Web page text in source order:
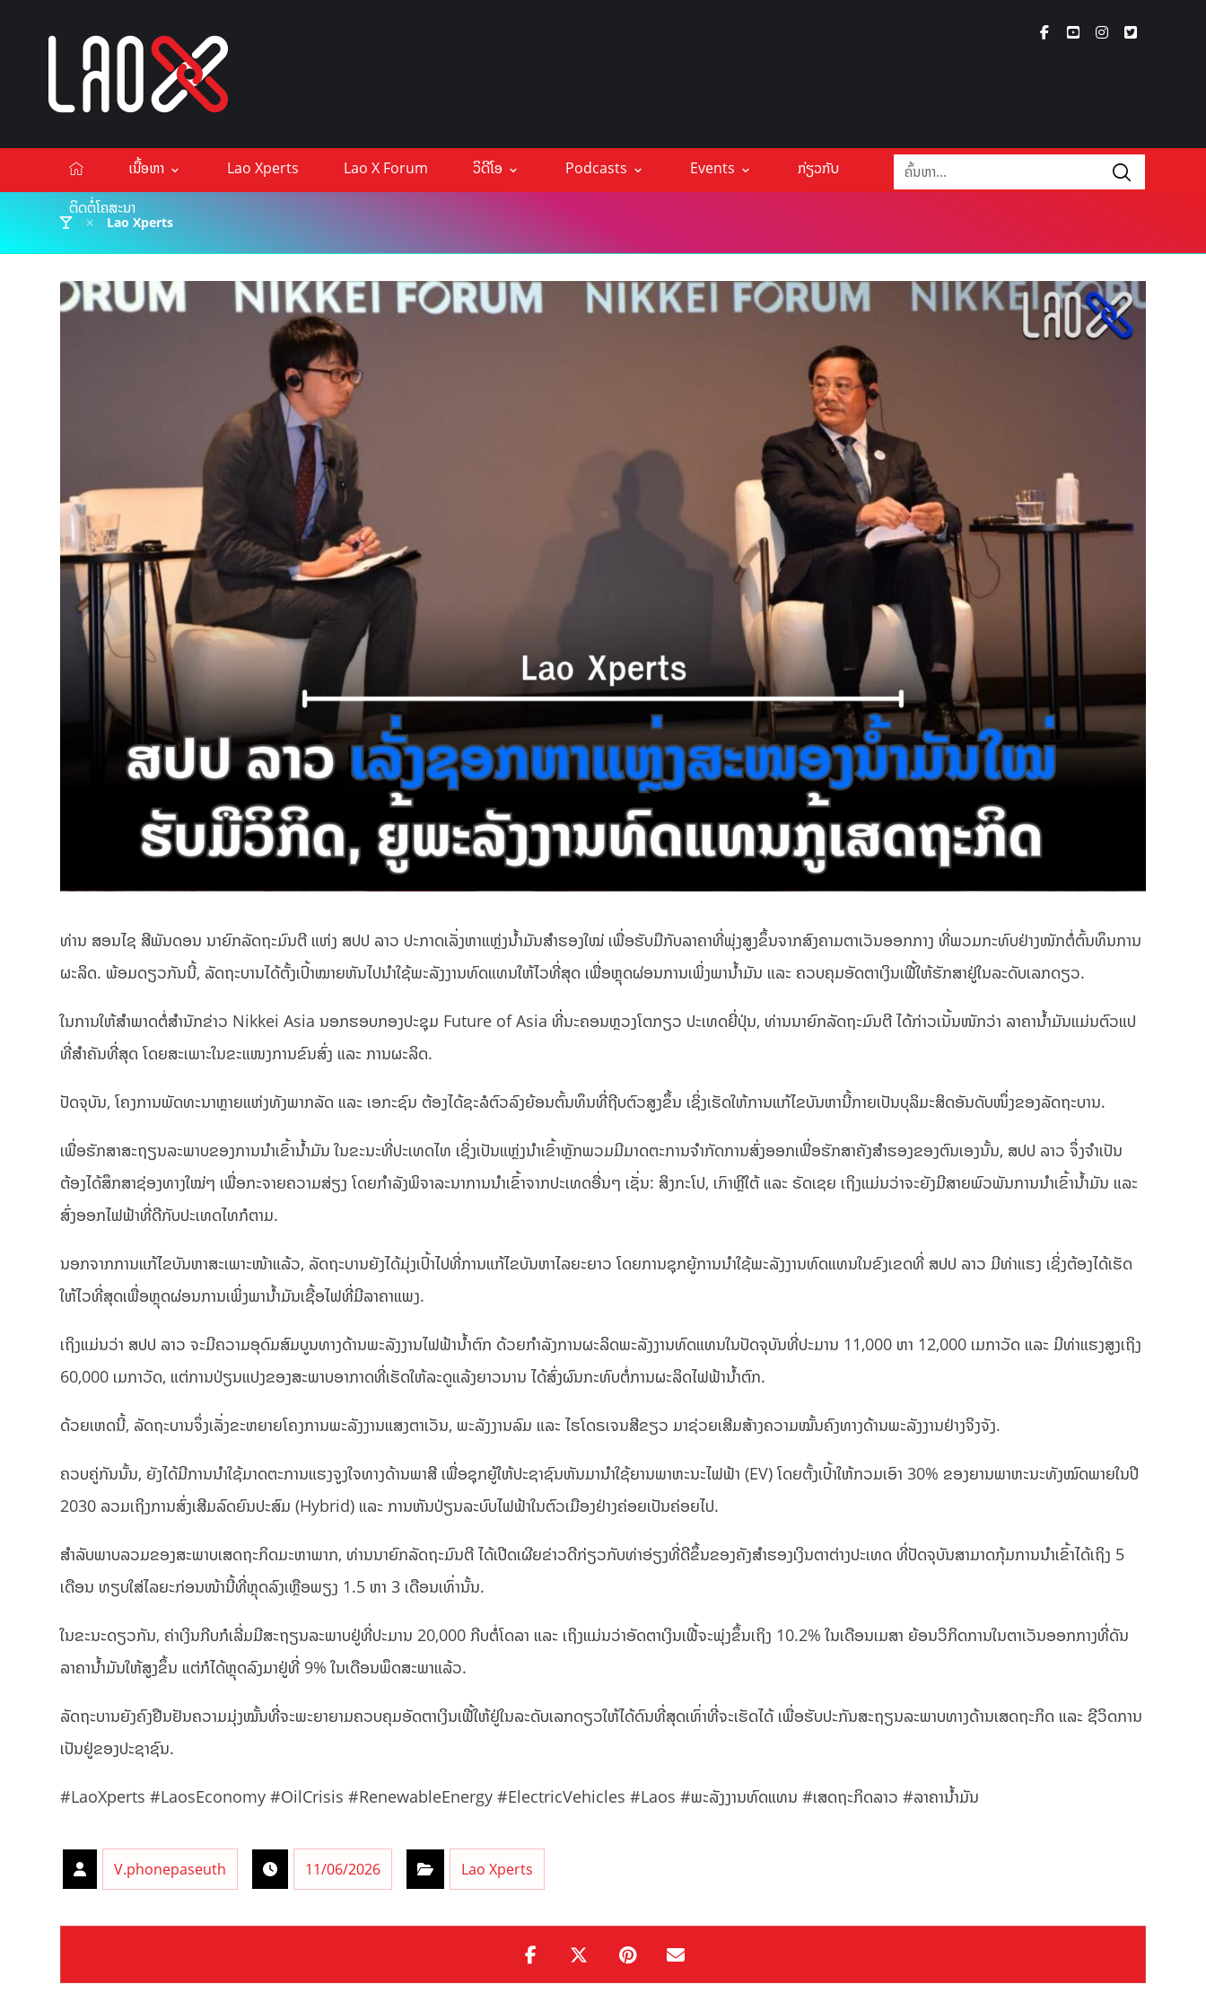
ເນື້ອຫາ Lao Xperts Lao X Forum ວິດີໂອ Podcasts Events
ກ່ຽວກັບ
ຕິດຕໍ່ໂຄສະນາ
Lao Xperts
ທ່ານ ສອນໄຊ ສີພັນດອນ ນາຍົກລັດຖະມົນຕີ ແຫ່ງ ສປປ ລາວ ປະກາດເລັ່ງຫາແຫຼ່ງນ້ຳມັນສຳຮອງໃໝ່ ເພື່ອຮັບມືກັບລາຄາທີ່ພຸ່ງສູງຂຶ້ນຈາກສົງຄາມຕາເວັນອອກກາງ ທີ່ພວມກະທົບຢ່າງໜັກຕໍ່ຕົ້ນທຶນການ
ຜະລິດ. ພ້ອມດຽວກັນນີ້, ລັດຖະບານໄດ້ຕັ້ງເປົ້າໝາຍຫັນໄປນຳໃຊ້ພະລັງງານທົດແທນໃຫ້ໄວທີ່ສຸດ ເພື່ອຫຼຸດຜ່ອນການເພິ່ງພານ້ຳມັນ ແລະ ຄວບຄຸມອັດຕາເງິນເຟີ້ໃຫ້ຮັກສາຢູ່ໃນລະດັບເລກດຽວ.
ໃນການໃຫ້ສຳພາດຕໍ່ສຳນັກຂ່າວ Nikkei Asia ນອກຮອບກອງປະຊຸມ Future of Asia ທີ່ນະຄອນຫຼວງໂຕກຽວ ປະເທດຍີ່ປຸ່ນ, ທ່ານນາຍົກລັດຖະມົນຕີ ໄດ້ກ່າວເນັ້ນໜັກວ່າ ລາຄານ້ຳມັນແມ່ນຕົວແປ
ທີ່ສຳຄັນທີ່ສຸດ ໂດຍສະເພາະໃນຂະແໜງການຂົນສົ່ງ ແລະ ການຜະລິດ.
ປັດຈຸບັນ, ໂຄງການພັດທະນາຫຼາຍແຫ່ງທັງພາກລັດ ແລະ ເອກະຊົນ ຕ້ອງໄດ້ຊະລໍຕົວລົງຍ້ອນຕົ້ນທຶນທີ່ຖີບຕົວສູງຂຶ້ນ ເຊິ່ງເຮັດໃຫ້ການແກ້ໄຂບັນຫານີ້ກາຍເປັນບຸລິມະສິດອັນດັບໜຶ່ງຂອງລັດຖະບານ.
ເພື່ອຮັກສາສະຖຽນລະພາບຂອງການນຳເຂົ້ານ້ຳມັນ ໃນຂະນະທີ່ປະເທດໄທ ເຊິ່ງເປັນແຫຼ່ງນຳເຂົ້າຫຼັກພວມມີມາດຕະການຈຳກັດການສົ່ງອອກເພື່ອຮັກສາຄັງສຳຮອງຂອງຕົນເອງນັ້ນ, ສປປ ລາວ ຈຶ່ງຈຳເປັນ
ຕ້ອງໄດ້ສຶກສາຊ່ອງທາງໃໝ່ໆ ເພື່ອກະຈາຍຄວາມສ່ຽງ ໂດຍກຳລັງພິຈາລະນາການນຳເຂົ້າຈາກປະເທດອື່ນໆ ເຊັ່ນ: ສິງກະໂປ, ເກົາຫຼີໃຕ້ ແລະ ຣັດເຊຍ ເຖິງແມ່ນວ່າຈະຍັງມີສາຍພົວພັນການນຳເຂົ້ານ້ຳມັນ ແລະ
ສົ່ງອອກໄຟຟ້າທີ່ດີກັບປະເທດໄທກໍຕາມ.
ນອກຈາກການແກ້ໄຂບັນຫາສະເພາະໜ້າແລ້ວ, ລັດຖະບານຍັງໄດ້ມຸ່ງເປົ້າໄປທີ່ການແກ້ໄຂບັນຫາໄລຍະຍາວ ໂດຍການຊຸກຍູ້ການນຳໃຊ້ພະລັງງານທົດແທນໃນຂົງເຂດທີ່ ສປປ ລາວ ມີທ່າແຮງ ເຊິ່ງຕ້ອງໄດ້ເຮັດ
ໃຫ້ໄວທີ່ສຸດເພື່ອຫຼຸດຜ່ອນການເພິ່ງພານ້ຳມັນເຊື້ອໄຟທີ່ມີລາຄາແພງ.
ເຖິງແມ່ນວ່າ ສປປ ລາວ ຈະມີຄວາມອຸດົມສົມບູນທາງດ້ານພະລັງງານໄຟຟ້ານ້ຳຕົກ ດ້ວຍກຳລັງການຜະລິດພະລັງງານທົດແທນໃນປັດຈຸບັນທີ່ປະມານ 11,000 ຫາ 12,000 ເມກາວັດ ແລະ ມີທ່າແຮງສູງເຖິງ
60,000 ເມກາວັດ, ແຕ່ການປ່ຽນແປງຂອງສະພາບອາກາດທີ່ເຮັດໃຫ້ລະດູແລ້ງຍາວນານ ໄດ້ສົ່ງຜົນກະທົບຕໍ່ການຜະລິດໄຟຟ້ານ້ຳຕົກ.
ດ້ວຍເຫດນີ້, ລັດຖະບານຈຶ່ງເລັ່ງຂະຫຍາຍໂຄງການພະລັງງານແສງຕາເວັນ, ພະລັງງານລົມ ແລະ ໄຮໂດຣເຈນສີຂຽວ ມາຊ່ວຍເສີມສ້າງຄວາມໝັ້ນຄົງທາງດ້ານພະລັງງານຢ່າງຈິງຈັງ.
ຄວບຄູ່ກັນນັ້ນ, ຍັງໄດ້ມີການນຳໃຊ້ມາດຕະການແຮງຈູງໃຈທາງດ້ານພາສີ ເພື່ອຊຸກຍູ້ໃຫ້ປະຊາຊົນຫັນມານຳໃຊ້ຍານພາຫະນະໄຟຟ້າ (EV) ໂດຍຕັ້ງເປົ້າໃຫ້ກວມເອົາ 30% ຂອງຍານພາຫະນະທັງໝົດພາຍໃນປີ
2030 ລວມເຖິງການສົ່ງເສີມລົດຍົນປະສົມ (Hybrid) ແລະ ການຫັນປ່ຽນລະບົບໄຟຟ້າໃນຕົວເມືອງຢ່າງຄ່ອຍເປັນຄ່ອຍໄປ.
ສຳລັບພາບລວມຂອງສະພາບເສດຖະກິດມະຫາພາກ, ທ່ານນາຍົກລັດຖະມົນຕີ ໄດ້ເປີດເຜີຍຂ່າວດີກ່ຽວກັບທ່າອ່ຽງທີ່ດີຂຶ້ນຂອງຄັງສຳຮອງເງິນຕາຕ່າງປະເທດ ທີ່ປັດຈຸບັນສາມາດກຸ້ມການນຳເຂົ້າໄດ້ເຖິງ 5
ເດືອນ ທຽບໃສ່ໄລຍະກ່ອນໜ້ານີ້ທີ່ຫຼຸດລົງເຫຼືອພຽງ 1.5 ຫາ 3 ເດືອນເທົ່ານັ້ນ.
ໃນຂະນະດຽວກັນ, ຄ່າເງິນກີບກໍເລີ່ມມີສະຖຽນລະພາບຢູ່ທີ່ປະມານ 20,000 ກີບຕໍ່ໂດລາ ແລະ ເຖິງແມ່ນວ່າອັດຕາເງິນເຟີ້ຈະພຸ່ງຂຶ້ນເຖິງ 10.2% ໃນເດືອນເມສາ ຍ້ອນວິກິດການໃນຕາເວັນອອກກາງທີ່ດັນ
ລາຄານ້ຳມັນໃຫ້ສູງຂຶ້ນ ແຕ່ກໍໄດ້ຫຼຸດລົງມາຢູ່ທີ່ 9% ໃນເດືອນພຶດສະພາແລ້ວ.
ລັດຖະບານຍັງຄົງຢືນຢັນຄວາມມຸ່ງໝັ້ນທີ່ຈະພະຍາຍາມຄວບຄຸມອັດຕາເງິນເຟີ້ໃຫ້ຢູ່ໃນລະດັບເລກດຽວໃຫ້ໄດ້ດົນທີ່ສຸດເທົ່າທີ່ຈະເຮັດໄດ້ ເພື່ອຮັບປະກັນສະຖຽນລະພາບທາງດ້ານເສດຖະກິດ ແລະ ຊີວິດການ
ເປັນຢູ່ຂອງປະຊາຊົນ.
#LaoXperts #LaosEconomy #OilCrisis #RenewableEnergy #ElectricVehicles #Laos #ພະລັງງານທົດແທນ #ເສດຖະກິດລາວ #ລາຄານ້ຳມັນ
V.phonepaseuth 11/06/2026 Lao Xperts